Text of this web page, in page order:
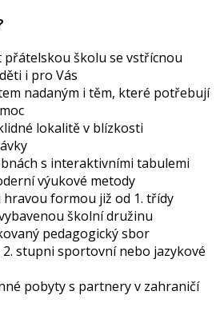
přátelskou školu se vstřícnou
i pro Vás
nadaným i těm, které potřebují
lokalitě v blízkosti
s interaktivními tabulemi
výukové metody
formou již od 1. třídy
školní družinu
pedagogický sbor
2. stupni sportovní nebo jazykové
pobyty s partnery v zahraničí